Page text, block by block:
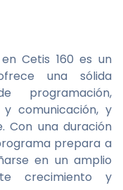
en Cetis 160 es un
una sólida
programación,
comunicación, y
Con una duración
prepara a
en un amplio
crecimiento y